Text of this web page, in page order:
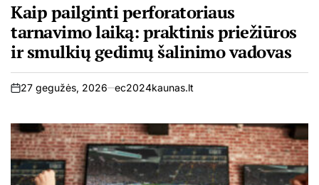
Kaip pailginti perforatoriaus
tarnavimo laiką: praktinis priežiūros
ir smulkių gedimų šalinimo vadovas
on
27 gegužės, 2026 ec2024kaunas.lt